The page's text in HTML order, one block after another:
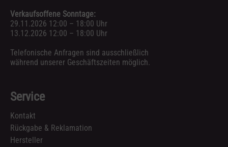
Verkaufsoffene Sonntage:
29.11.2026 12:00 – 18:00 Uhr
13.12.2026 12:00 – 18:00 Uhr
Telefonische Anfragen sind ausschließlich
während unserer Geschäftszeiten möglich.
Service
Kontakt
Rückgabe & Reklamation
Hersteller